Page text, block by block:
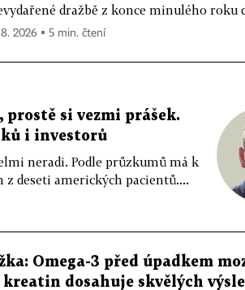
dražbě z konce minulého roku
2026 ▪ 5 min. čtení
si vezmi prášek.
i investorů
neradi. Podle průzkumů má k
deseti amerických pacientů....
Omega-3 před úpadkem
kreatin dosahuje skvělých